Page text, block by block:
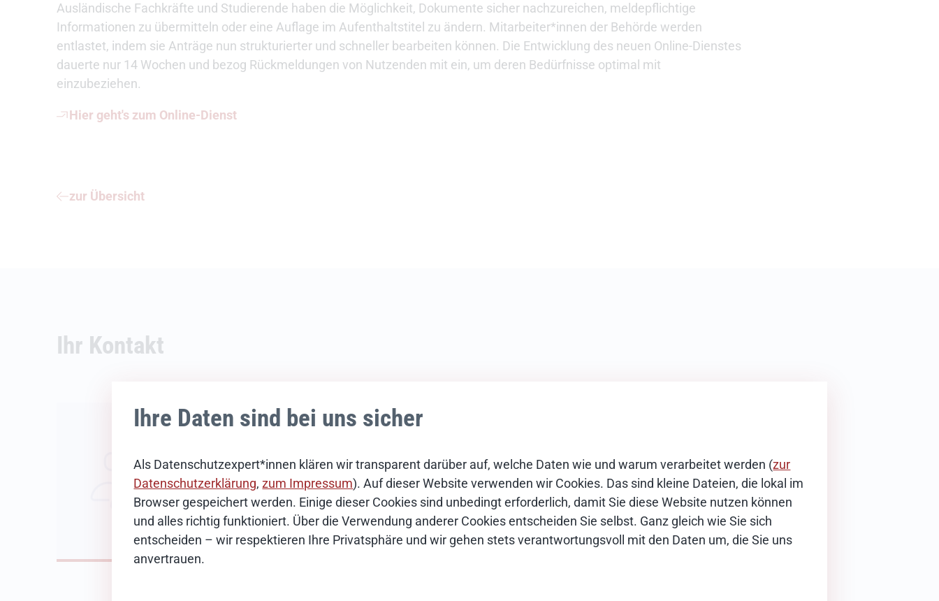
Ihre Daten sind bei uns sicher
Als Datenschutzexpert*innen klären wir transparent darüber auf, welche Daten wie und warum verarbeitet werden (zur
Datenschutzerklärung,zum Impressum). Auf dieser Website verwenden wir Cookies. Das sind kleine Dateien, die lokal im
Browser gespeichert werden. Einige dieser Cookies sind unbedingt erforderlich, damit Sie diese Website nutzen können
und alles richtig funktioniert. Über die Verwendung anderer Cookies entscheiden Sie selbst. Ganz gleich wie Sie sich
entscheiden – wir respektieren Ihre Privatsphäre und wir gehen stets verantwortungsvoll mit den Daten um, die Sie uns
anvertrauen.
Ausländische Fachkräfte und Studierende haben die Möglichkeit, Dokumente sicher nachzureichen, meldepflichtige
Informationen zu übermitteln oder eine Auflage im Aufenthaltstitel zu ändern. Mitarbeiter*innen der Behörde werden
entlastet, indem sie Anträge nun strukturierter und schneller bearbeiten können. Die Entwicklung des neuen Online-Dienstes
dauerte nur 14 Wochen und bezog Rückmeldungen von Nutzenden mit ein, um deren Bedürfnisse optimal mit
einzubeziehen.
Hier geht's zum Online-Dienst
zur Übersicht
Ihr Kontakt
News-Redaktion
E-Mail schreiben